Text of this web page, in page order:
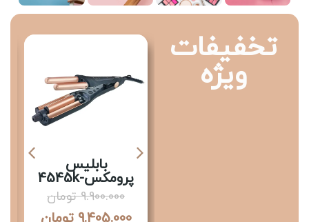
تخفیفات
ویژه
بابلیس
پرومکس-4545k
9.900.000 تومان